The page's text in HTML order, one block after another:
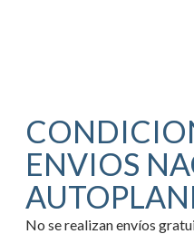
ENVIOS
No se realizan envíos